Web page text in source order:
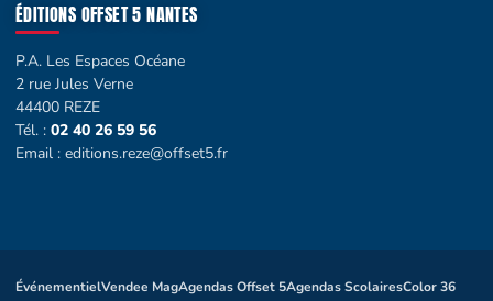
ÉDITIONS OFFSET 5 NANTES
P.A. Les Espaces Océane
2 rue Jules Verne
44400 REZE
Tél. : 02 40 26 59 56
Email : editions.reze@offset5.fr
ÉvénementielVendee MagAgendas Offset 5Agendas ScolairesColor 36